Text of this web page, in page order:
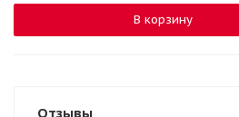
В корзину
Отзывы